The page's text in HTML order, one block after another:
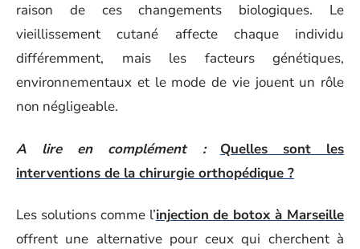
raison de ces changements biologiques. Le
vieillissement cutané affecte chaque individu
différemment, mais les facteurs génétiques,
environnementaux et le mode de vie jouent un rôle
non négligeable.
A lire en complément :
Quelles sont les
interventions de la chirurgie orthopédique ?
Les solutions comme l’injection de botox à Marseille
offrent une alternative pour ceux qui cherchent à